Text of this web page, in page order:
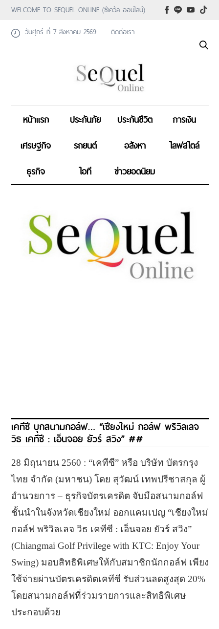
WELCOME TO SEQUEL ONLINE (ซีเคว้ล ออนไลน์)
วันศุกร์ ที่ 7 สิงหาคม 2569
ติดต่อเรา
หน้าแรก ประกันภัย ประกันชีวิต
การเงิน
เศรษฐกิจ
รถยนต์ อสังหา
ไลฟสไตล์
ธุรกิจ
ไอที ข่าวยอดนิยม
เคทีซี บุกสนามกอล์ฟ… “เชียงใหม่ กอล์ฟ พริวิลเลจ
วิธ เคทีซี : เอ็นจอย ยัวร์ สวิง” ##
28 มิถุนายน 2560 : “เคทีซี” หรือ บริษัท บัตรกรุง
ไทย จำกัด (มหาชน) โดย สุวัฒน์ เทพปรีชาสกุล ผู้
อำนวยการ – ธุรกิจบัตรเครดิต จับมือสนามกอล์ฟ
ชั้นนำในจังหวัดเชียงใหม่ ออกแคมเปญ “เชียงใหม่
กอล์ฟ พริวิลเลจ วิธ เคทีซี : เอ็นจอย ยัวร์ สวิง”
(Chiangmai Golf Privilege with KTC: Enjoy Your
Swing) มอบสิทธิพิเศษให้กับสมาชิกนักกอล์ฟ เพียง
ใช้จ่ายผ่านบัตรเครดิตเคทีซี รับส่วนลดสูงสุด 20%
โดยสนามกอล์ฟที่ร่วมรายการและสิทธิพิเศษ
ประกอบด้วย